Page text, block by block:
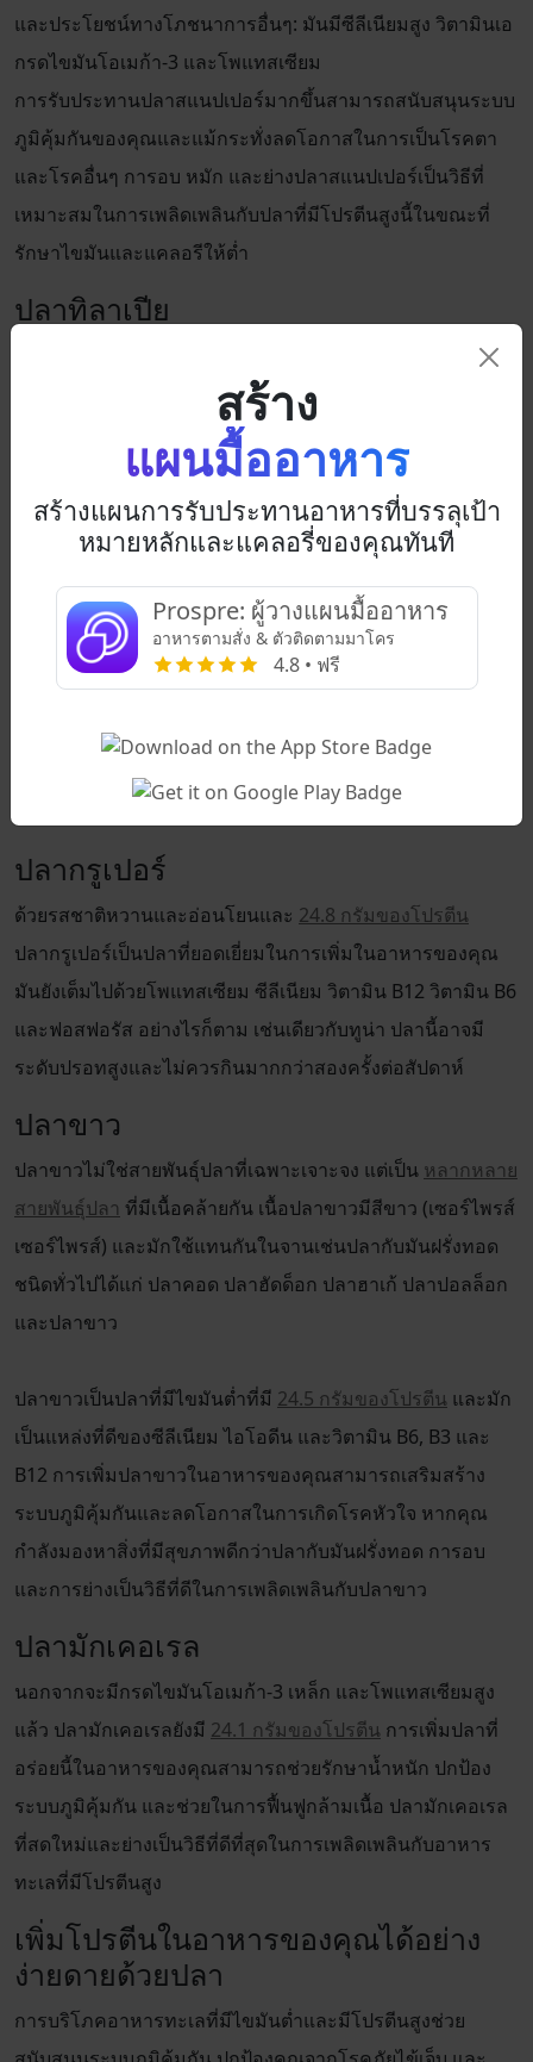
และประโยชน์ทางโภชนาการอื่นๆ: มันมีซีลีเนียมสูง วิตามินเอ
กรดไขมันโอเมก้า-3 และโพแทสเซียม
การรับประทานปลาสแนปเปอร์มากขึ้นสามารถสนับสนุนระบบ
ภูมิคุ้มกันของคุณและแม้กระทั่งลดโอกาสในการเป็นโรคตา
และโรคอื่นๆ การอบ หมัก และย่างปลาสแนปเปอร์เป็นวิธีที่
เหมาะสมในการเพลิดเพลินกับปลาที่มีโปรตีนสูงนี้ในขณะที่
รักษาไขมันและแคลอรีให้ต่ำ
ปลาทิลาเปีย
และมีวิตามิน B12 และ
กรดไขมันโอเมก้า-3 สูง ในฐานะที่เป็นหนึ่งในอาหารทะเลที่ถูก
ที่สุดตามน้ำหนัก มันยังเป็นวิธีที่ดีในการเพิ่มการบริโภคโปรตีน
ของคุณโดยไม่ทำให้เกินงบประมาณ
อย่างไรก็ตาม ปลาทิลาเปียยังมีกรดไขมันโอเมก้า-6 สูง ซึ่งอาจ
เพิ่มการอักเสบ ผู้เชี่ยวชาญด้านสุขภาพแนะนำให้รับประทาน
ปลาทิลาเปียที่เลี้ยงในฟาร์มไม่เกินสองหรือสามครั้งต่อสัปดาห์
เพื่อหลีกเลี่ยงผลกระทบที่ไม่พึงประสงค์ของกรดเหล่านี้
เพื่อให้ได้รับประโยชน์จากโปรตีนและสารอาหาร
โดยตัวมันเอง ปลาทิลาเปียอาจจะค่อนข้างจืด – ดังนั้นอย่ากลัว
ที่จะปรุงรส! ลองใช้มันแทนเนื้อวัวเพื่อเพลิดเพลินกับทาโก้ที่
อร่อยพร้อมโปรตีนสูงและไขมันอิ่มตัวน้อยลง
ปลากรูเปอร์
ด้วยรสชาติหวานและอ่อนโยนและ 24.8 กรัมของโปรตีน
ปลากรูเปอร์เป็นปลาที่ยอดเยี่ยมในการเพิ่มในอาหารของคุณ
มันยังเต็มไปด้วยโพแทสเซียม ซีลีเนียม วิตามิน B12 วิตามิน B6
และฟอสฟอรัส อย่างไรก็ตาม เช่นเดียวกับทูน่า ปลานี้อาจมี
ระดับปรอทสูงและไม่ควรกินมากกว่าสองครั้งต่อสัปดาห์
ปลาขาว
ปลาขาวไม่ใช่สายพันธุ์ปลาที่เฉพาะเจาะจง แต่เป็น หลากหลาย
สายพันธุ์ปลา ที่มีเนื้อคล้ายกัน เนื้อปลาขาวมีสีขาว (เซอร์ไพรส์
เซอร์ไพรส์) และมักใช้แทนกันในจานเช่นปลากับมันฝรั่งทอด
ชนิดทั่วไปได้แก่ ปลาคอด ปลาฮัดด็อก ปลาฮาเก้ ปลาปอลล็อก
และปลาขาว
ปลาขาวเป็นปลาที่มีไขมันต่ำที่มี 24.5 กรัมของโปรตีน และมัก
เป็นแหล่งที่ดีของซีลีเนียม ไอโอดีน และวิตามิน B6, B3 และ
B12 การเพิ่มปลาขาวในอาหารของคุณสามารถเสริมสร้าง
ระบบภูมิคุ้มกันและลดโอกาสในการเกิดโรคหัวใจ หากคุณ
กำลังมองหาสิ่งที่มีสุขภาพดีกว่าปลากับมันฝรั่งทอด การอบ
และการย่างเป็นวิธีที่ดีในการเพลิดเพลินกับปลาขาว
ปลามักเคอเรล
นอกจากจะมีกรดไขมันโอเมก้า-3 เหล็ก และโพแทสเซียมสูง
แล้ว ปลามักเคอเรลยังมี 24.1 กรัมของโปรตีน การเพิ่มปลาที่
อร่อยนี้ในอาหารของคุณสามารถช่วยรักษาน้ำหนัก ปกป้อง
ระบบภูมิคุ้มกัน และช่วยในการฟื้นฟูกล้ามเนื้อ ปลามักเคอเรล
ที่สดใหม่และย่างเป็นวิธีที่ดีที่สุดในการเพลิดเพลินกับอาหาร
ทะเลที่มีโปรตีนสูง
เพิ่มโปรตีนในอาหารของคุณได้อย่าง
ง่ายดายด้วยปลา
การบริโภคอาหารทะเลที่มีไขมันต่ำและมีโปรตีนสูงช่วย
สร้าง
แผนมื้ออาหาร
สร้างแผนการรับประทานอาหารที่บรรลุเป้า
หมายหลักและแคลอรี่ของคุณทันที
Prospre: ผู้วางแผนมื้ออาหาร
อาหารตามสั่ง & ตัวติดตามมาโคร
4.8 • ฟรี